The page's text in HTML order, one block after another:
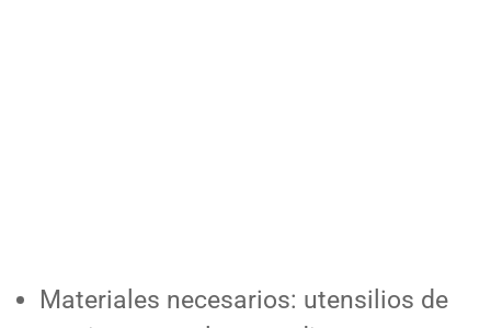
Materiales necesarios: utensilios de